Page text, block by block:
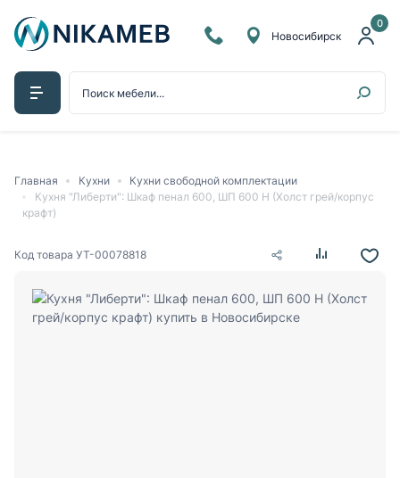
0
Новосибирск
Главная Кухни
Кухни свободной комплектации
Кухня "Либерти": Шкаф пенал 600, ШП 600 Н (Холст грей/корпус
крафт)
Код товара УТ-00078818